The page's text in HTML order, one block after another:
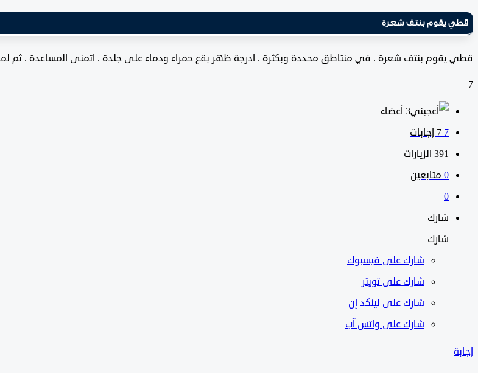
قطي يقوم بنتف شعرة
قطي يقوم بنتف شعرة . في منتاطق محددة وبكثرة . ادرجة ظهر بقع حمراء ودماء على جلدة . اتمنى المساعدة . ثم
7
‫3 أعضاء
7 ‫7 إجابات
391 الزيارات
0 متابعين
0
شارك
شارك
شارك على فيسبوك
شارك على تويتر
شارك على لينكد إن
شارك على واتس آب
إجابة